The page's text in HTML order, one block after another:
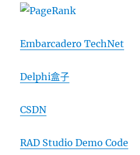
Embarcadero TechNet
Delphi盒子
CSDN
RAD Studio Demo Code